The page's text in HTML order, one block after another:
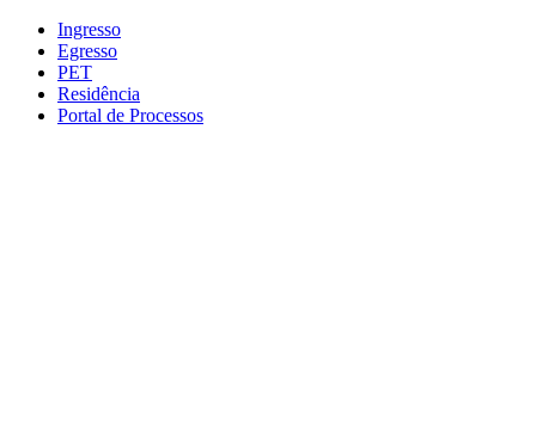
Conteúdo principal
Ingresso
Egresso
PET
Residência
Portal de Processos